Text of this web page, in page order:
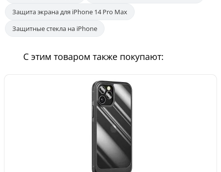
Защита экрана для iPhone 14 Pro Max
Защитные стекла на iPhone
С этим товаром также покупают: